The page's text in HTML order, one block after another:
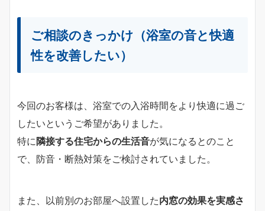
ご相談のきっかけ（浴室の音と快適
性を改善したい）
今回のお客様は、浴室での入浴時間をより快適に過ご
したいというご希望がありました。
特に隣接する住宅からの生活音が気になるとのこと
で、防音・断熱対策をご検討されていました。
また、以前別のお部屋へ設置した内窓の効果を実感さ